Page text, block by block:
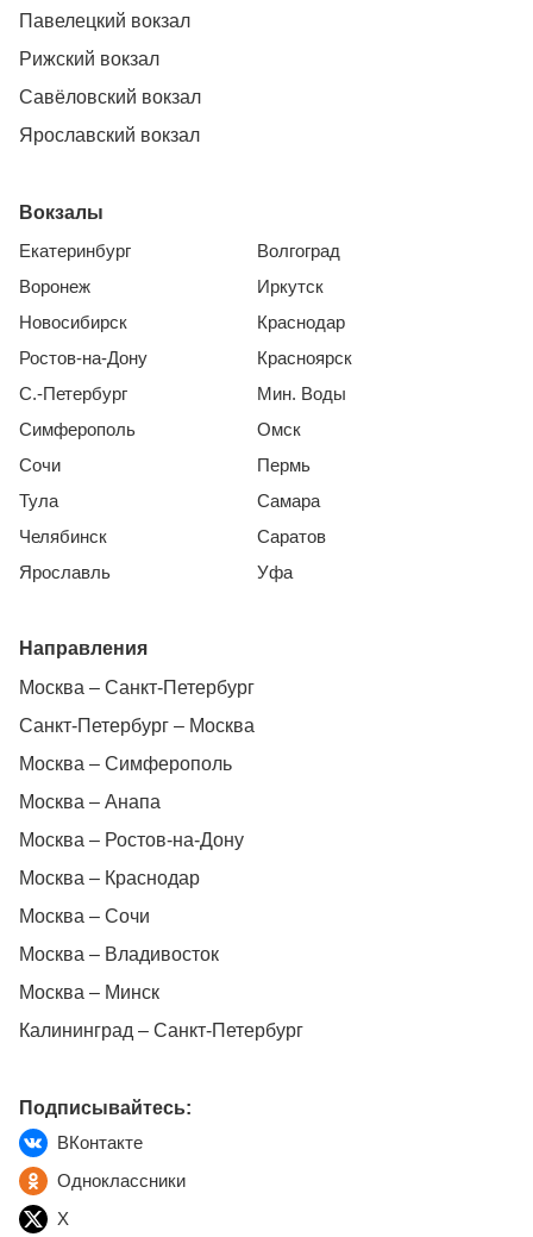
Павелецкий вокзал
Рижский вокзал
Савёловский вокзал
Ярославский вокзал
Вокзалы
Екатеринбург
Воронеж
Новосибирск
Ростов-на-Дону
С.-Петербург
Симферополь
Сочи
Тула
Челябинск
Ярославль
Волгоград
Иркутск
Краснодар
Красноярск
Мин. Воды
Омск
Пермь
Самара
Саратов
Уфа
Направления
Москва – Санкт-Петербург
Санкт-Петербург – Москва
Москва – Симферополь
Москва – Анапа
Москва – Ростов-на-Дону
Москва – Краснодар
Москва – Сочи
Москва – Владивосток
Москва – Минск
Калининград – Санкт-Петербург
Подписывайтесь:
ВКонтакте
Одноклассники
X